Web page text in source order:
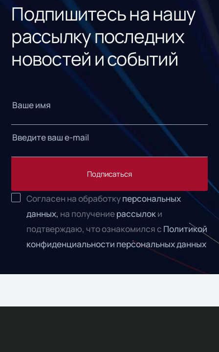
Подпишитесь на нашу
рассылку последних
новостей и событий
Подписаться
Согласен на обработкуперсональных
данных, на получениерассылоки
подтверждаю, что ознакомился с Политикой
конфиденциальности персональных данных